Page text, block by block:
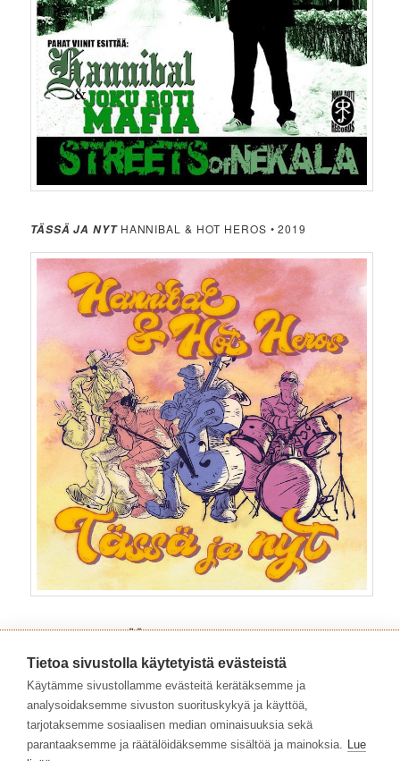
TÄSSÄ JA NYTHANNIBAL & HOT HEROS • 2019
UUTISIA EI-MISTÄÄN• 2025
Tietoa sivustolla käytetyistä evästeistä
Käytämme sivustollamme evästeitä kerätäksemme ja
analysoidaksemme sivuston suorituskykyä ja käyttöä,
tarjotaksemme sosiaalisen median ominaisuuksia sekä
parantaaksemme ja räätälöidäksemme sisältöä ja mainoksia. Lue